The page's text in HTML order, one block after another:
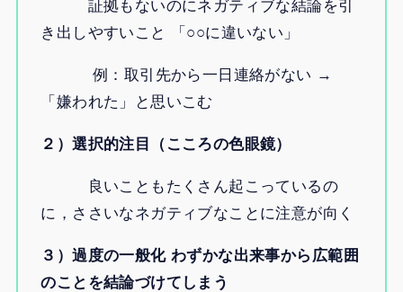
証拠もないのにネガティブな結論を引
き出しやすいこと 「○○に違いない」
例：取引先から一日連絡がない →
「嫌われた」と思いこむ
２）選択的注目（こころの色眼鏡）
良いこともたくさん起こっているの
に，ささいなネガティブなことに注意が向く
３）過度の一般化 わずかな出来事から広範囲
のことを結論づけてしまう